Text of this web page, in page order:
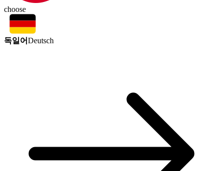
choose
독일어Deutsch